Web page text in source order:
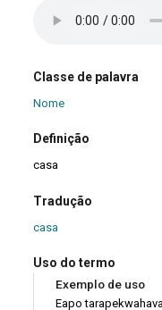
Classe de palavra
Nome
Definição
casa
Tradução
casa
Uso do termo
Exemplo de uso
Eapo